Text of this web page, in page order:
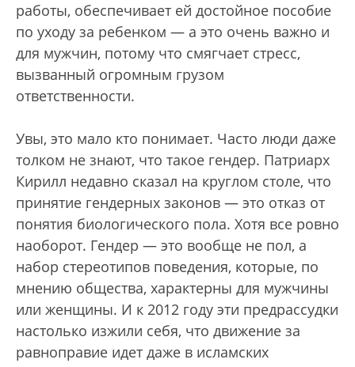
работы, обеспечивает ей достойное пособие
по уходу за ребенком — а это очень важно и
для мужчин, потому что смягчает стресс,
вызванный огромным грузом
ответственности.
Увы, это мало кто понимает. Часто люди даже
толком не знают, что такое гендер. Патриарх
Кирилл недавно сказал на круглом столе, что
принятие гендерных законов — это отказ от
понятия биологического пола. Хотя все ровно
наоборот. Гендер — это вообще не пол, а
набор стереотипов поведения, которые, по
мнению общества, характерны для мужчины
или женщины. И к 2012 году эти предрассудки
настолько изжили себя, что движение за
равноправие идет даже в исламских